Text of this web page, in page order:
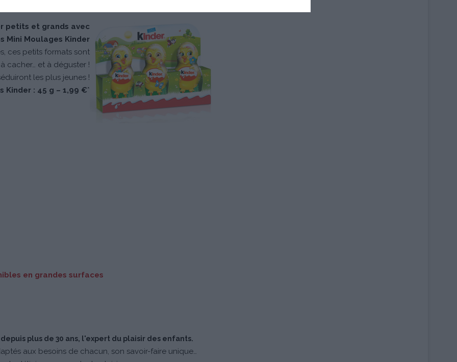
petits et grands avec
Mini Moulages Kinder
ces petits formats sont
cacher… et à déguster !
les plus jeunes !
Kinder : 45 g – 1,99 €*
en grandes surfaces
plus de 30 ans, l'expert du plaisir des enfants.
aux besoins de chacun, son savoir-faire unique…